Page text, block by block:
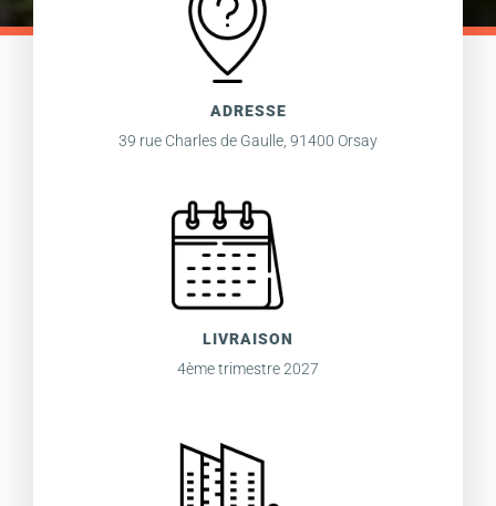
ADRESSE
39 rue Charles de Gaulle, 91400 Orsay
LIVRAISON
4ème trimestre 2027